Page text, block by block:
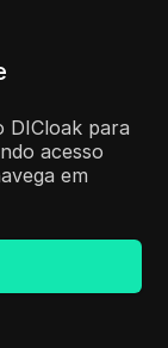
DICloak para
acesso
em